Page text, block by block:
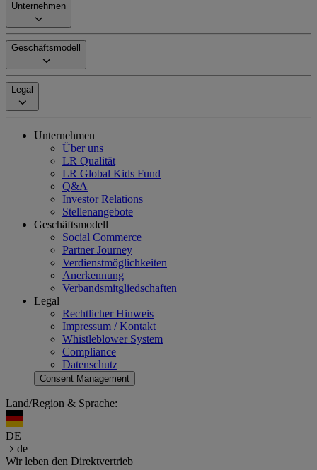
Unternehmen
Geschäftsmodell
Legal
Unternehmen
Über uns
LR Qualität
LR Global Kids Fund
Q&A
Investor Relations
Stellenangebote
Geschäftsmodell
Social Commerce
Partner Journey
Verdienstmöglichkeiten
Anerkennung
Verbandsmitgliedschaften
Legal
Rechtlicher Hinweis
Impressum / Kontakt
Whistleblower System
Compliance
Datenschutz
Consent Management
Land/Region & Sprache:
DE
de
Wir leben den Direktvertrieb